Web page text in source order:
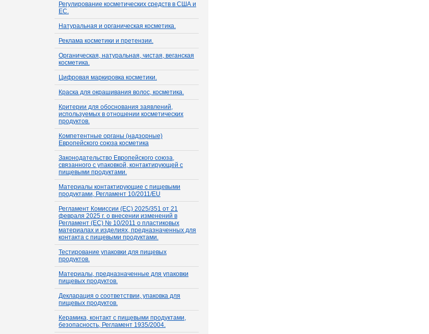
Регулирование косметических средств в США и
ЕС.
Натуральная и органическая косметика.
Реклама косметики и претензии.
Органическая, натуральная, чистая, веганская
косметика.
Цифровая маркировка косметики.
Краска для окрашивания волос, косметика.
Критерии для обоснования заявлений,
используемых в отношении косметических
продуктов.
Компетентные органы (надзорные)
Европейского союза косметика
Законодательство Европейского союза,
связанного с упаковкой, контактирующей с
пищевыми продуктами.
Материалы контактирующие с пищевыми
продуктами, Регламент 10/2011/EU
Регламент Комиссии (ЕС) 2025/351 от 21
февраля 2025 г. о внесении изменений в
Регламент (ЕС) № 10/2011 о пластиковых
материалах и изделиях, предназначенных для
контакта с пищевыми продуктами.
Тестирование упаковки для пищевых
продуктов.
Материалы, предназначенные для упаковки
пищевых продуктов.
Декларация о соответствии, упаковка для
пищевых продуктов.
Керамика, контакт с пищевыми продуктами,
безопасность, Регламент 1935/2004.